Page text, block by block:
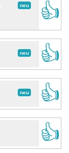
neu
👍
neu
👍
neu
👍
👍